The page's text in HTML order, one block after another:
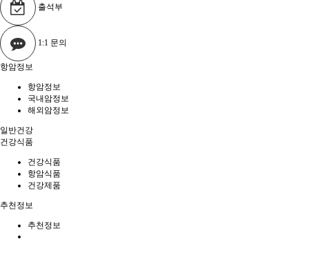
출석부
1:1 문의
항암정보
항암정보
국내암정보
해외암정보
일반건강
건강식품
건강식품
항암식품
건강제품
추천정보
추천정보